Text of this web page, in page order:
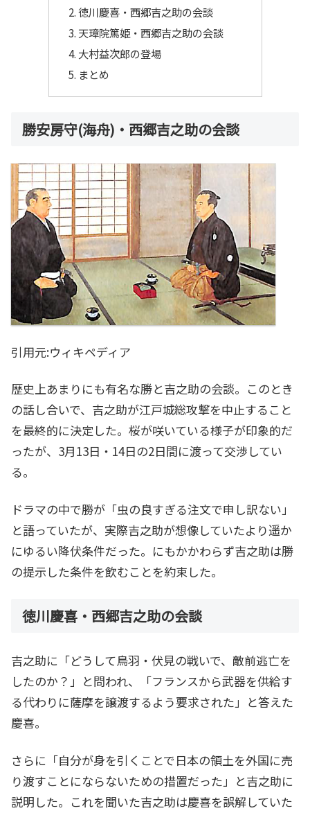
徳川慶喜・西郷吉之助の会談
天璋院篤姫・西郷吉之助の会談
大村益次郎の登場
まとめ
勝安房守(海舟)・西郷吉之助の会談
引用元:ウィキペディア
歴史上あまりにも有名な勝と吉之助の会談。このとき
の話し合いで、吉之助が江戸城総攻撃を中止すること
を最終的に決定した。桜が咲いている様子が印象的だ
ったが、3月13日・14日の2日間に渡って交渉してい
る。
ドラマの中で勝が「虫の良すぎる注文で申し訳ない」
と語っていたが、実際吉之助が想像していたより遥か
にゆるい降伏条件だった。にもかかわらず吉之助は勝
の提示した条件を飲むことを約束した。
徳川慶喜・西郷吉之助の会談
吉之助に「どうして鳥羽・伏見の戦いで、敵前逃亡を
したのか？」と問われ、「フランスから武器を供給す
る代わりに薩摩を譲渡するよう要求された」と答えた
慶喜。
さらに「自分が身を引くことで日本の領土を外国に売
り渡すことにならないための措置だった」と吉之助に
説明した。これを聞いた吉之助は慶喜を誤解していた